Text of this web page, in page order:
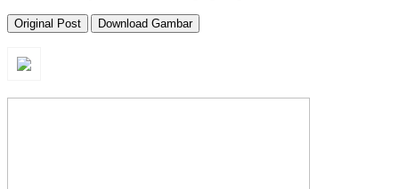
Original Post Download Gambar